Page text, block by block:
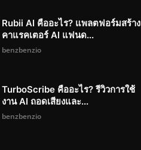
Rubii AI คืออะไร? แพลตฟอร์มสร้าง
คาแรคเตอร์ AI แฟนด...
benzbenzio
TurboScribe คืออะไร? รีวิวการใช้
งาน AI ถอดเสียงและ...
benzbenzio